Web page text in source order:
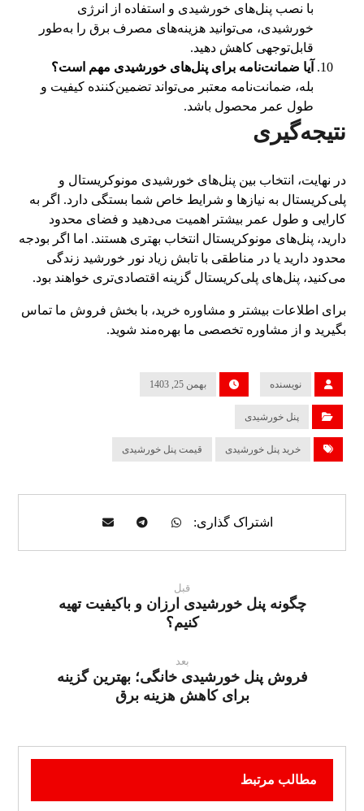
با نصب پنل‌های خورشیدی و استفاده از انرژی
خورشیدی، می‌توانید هزینه‌های مصرف برق را به‌طور
قابل‌توجهی کاهش دهید.
آیا ضمانت‌نامه برای پنل‌های خورشیدی مهم است؟
بله، ضمانت‌نامه معتبر می‌تواند تضمین‌کننده کیفیت و
طول عمر محصول باشد.
نتیجه‌گیری
در نهایت، انتخاب بین پنل‌های خورشیدی مونوکریستال و
پلی‌کریستال به نیازها و شرایط خاص شما بستگی دارد. اگر به
کارایی و طول عمر بیشتر اهمیت می‌دهید و فضای محدود
دارید، پنل‌های مونوکریستال انتخاب بهتری هستند. اما اگر بودجه
محدود دارید یا در مناطقی با تابش زیاد نور خورشید زندگی
می‌کنید، پنل‌های پلی‌کریستال گزینه اقتصادی‌تری خواهند بود.
برای اطلاعات بیشتر و مشاوره خرید، با بخش فروش ما تماس
بگیرید و از مشاوره تخصصی ما بهره‌مند شوید.
نویسنده بهمن 25, 1403
پنل خورشیدی
خرید پنل خورشیدی قیمت پنل خورشیدی
قبل
چگونه پنل خورشیدی ارزان و باکیفیت تهیه
کنیم؟
بعد
فروش پنل خورشیدی خانگی؛ بهترین گزینه
برای کاهش هزینه برق
مطالب مرتبط